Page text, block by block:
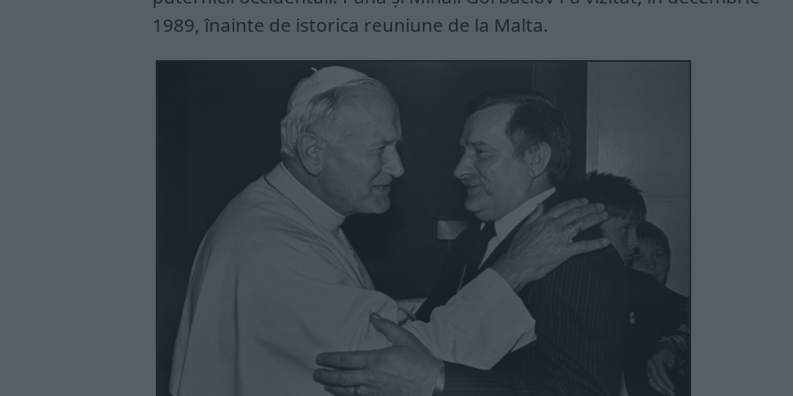
1989, înainte de istorica reuniune de la Malta.